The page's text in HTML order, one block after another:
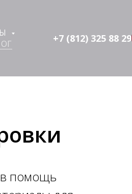
+7 (812) 325 88 29
помощь